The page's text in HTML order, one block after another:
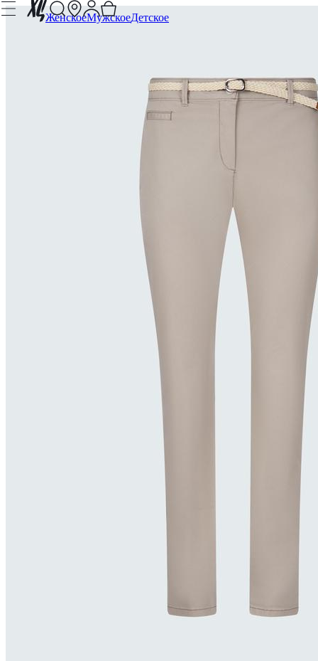
ЖенскоеМужскоеДетское